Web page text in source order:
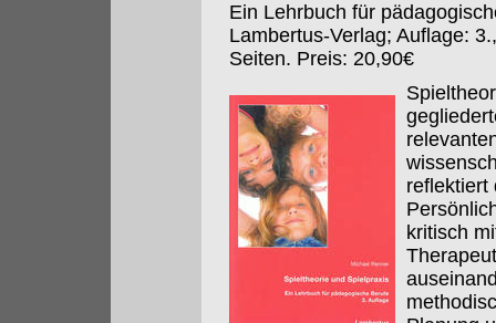
Ein Lehrbuch für
Lambertus-Verlag; Auflage:
Seiten. Preis: 20,90€
reflektiert
kritisch